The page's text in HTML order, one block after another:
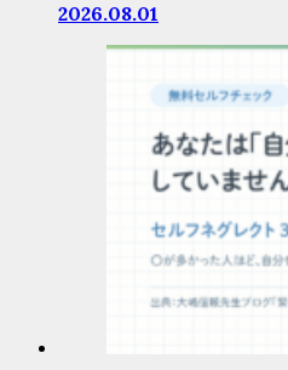
2026.08.01